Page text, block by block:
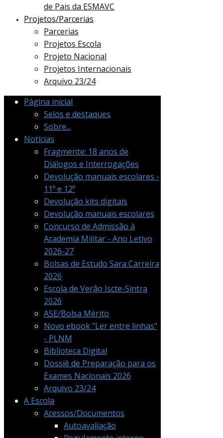
de Pais da ESMAVC
Projetos/Parcerias
Parcerias
Projetos Escola
Projeto Nacional
Projetos Internacionais
Arquivo 23/24
Página inicial
Selos e destaques
Sobre...
Notícias
Fragmente: 18 anos de
Diálogos e Interrogações
Devolução manuais escolares -
11º e 12º
Devolução kits digitais
Devolução manuais escolares
Concurso de Admissão à
Academia Militar - Ano Letivo
2026-27
Bolsas de Estudo Sara Carreira
2026
Escola de Verão Iscte-Sintra
2026
ASE/Bolsa Mérito
Novo ebook "Ler entre linhas"
- PLNM
Biblioteca Digital
Dossiê de Preparação para os
Exames Nacionais 2026
Arquivo 23/24
A Escola
Acessos/Documentos
Autoavaliação